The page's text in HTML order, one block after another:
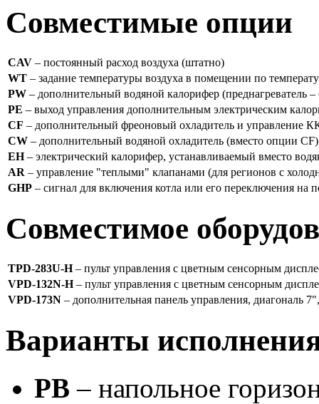
Совместимые опции
CAV – постоянный расход воздуха (штатно)
WT – задание температуры воздуха в помещении по
PW – дополнительный водяной калорифер (преднагреватель –
PE – выход управления дополнительным электрическим
CF – дополнительный фреоновый охладитель и управление
CW – дополнительный водяной охладитель (вместо опции CF)
EH– электрический калорифер, устанавливаемый вместо
AR – управление "теплыми" клапанами (для регионов с
GHP – сигнал для включения котла или его переключения
Совместимое
TPD-283U-H– пульт управления с цветным сенсорным
VPD-132N-H– пульт управления с цветным сенсорным
VPD-173N – дополнительная панель управления, диагональ
Варианты
PB – напольное